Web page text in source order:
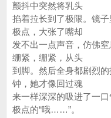
颤抖中突然将乳头
掐着拉长到了极限。镜
极点，大张了嘴却
发不出一点声音，仿佛
绷紧，绷紧，从头
到脚。然后全身都剧烈
钟，她才像回过魂
来一样深深的吸进了一
极点的“哦……”。